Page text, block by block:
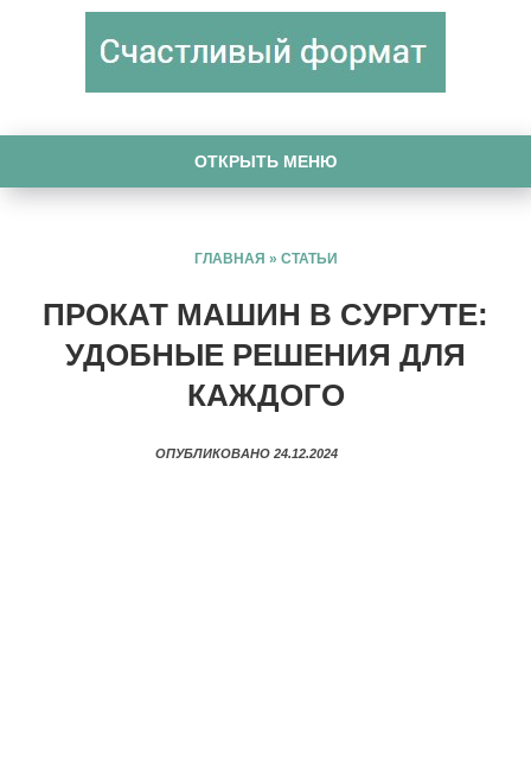
ОТКРЫТЬ МЕНЮ
ГЛАВНАЯ » СТАТЬИ
ПРОКАТ МАШИН В СУРГУТЕ:
УДОБНЫЕ РЕШЕНИЯ ДЛЯ
КАЖДОГО
ОПУБЛИКОВАНО 24.12.2024